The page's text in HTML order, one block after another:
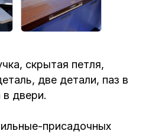
скрытая петля,
две детали, паз в
в двери.
присадочных